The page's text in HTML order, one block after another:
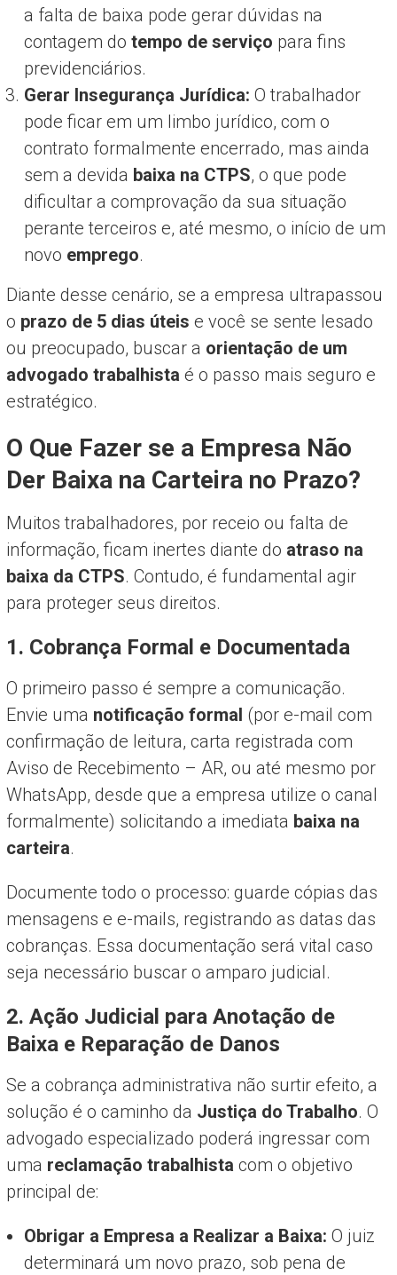
a falta de baixa pode gerar dúvidas na
contagem do tempo de serviço para fins
previdenciários.
Gerar Insegurança Jurídica: O trabalhador
pode ficar em um limbo jurídico, com o
contrato formalmente encerrado, mas ainda
sem a devida baixa na CTPS, o que pode
dificultar a comprovação da sua situação
perante terceiros e, até mesmo, o início de um
novo emprego.
Diante desse cenário, se a empresa ultrapassou
o prazo de 5 dias úteis e você se sente lesado
ou preocupado, buscar a orientação de um
advogado trabalhista é o passo mais seguro e
estratégico.
O Que Fazer se a Empresa Não
Der Baixa na Carteira no Prazo?
Muitos trabalhadores, por receio ou falta de
informação, ficam inertes diante do atraso na
baixa da CTPS. Contudo, é fundamental agir
para proteger seus direitos.
1. Cobrança Formal e Documentada
O primeiro passo é sempre a comunicação.
Envie uma notificação formal (por e-mail com
confirmação de leitura, carta registrada com
Aviso de Recebimento – AR, ou até mesmo por
WhatsApp, desde que a empresa utilize o canal
formalmente) solicitando a imediata baixa na
carteira.
Documente todo o processo: guarde cópias das
mensagens e e-mails, registrando as datas das
cobranças. Essa documentação será vital caso
seja necessário buscar o amparo judicial.
2. Ação Judicial para Anotação de
Baixa e Reparação de Danos
Se a cobrança administrativa não surtir efeito, a
solução é o caminho da Justiça do Trabalho. O
advogado especializado poderá ingressar com
uma reclamação trabalhista com o objetivo
principal de:
Obrigar a Empresa a Realizar a Baixa: O juiz
determinará um novo prazo, sob pena de